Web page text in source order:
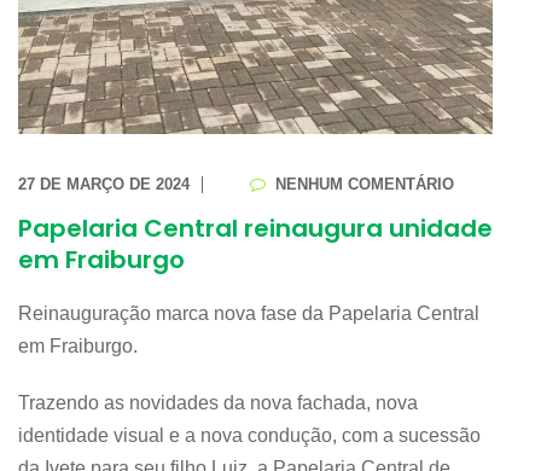
27 DE MARÇO DE 2024 NENHUM COMENTÁRIO
Papelaria Central reinaugura unidade
em Fraiburgo
Reinauguração marca nova fase da Papelaria Central
em Fraiburgo.
Trazendo as novidades da nova fachada, nova
identidade visual e a nova condução, com a sucessão